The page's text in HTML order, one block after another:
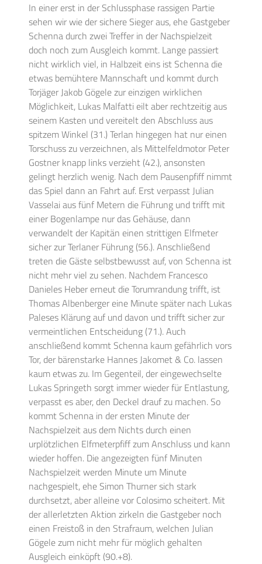
In einer erst in der Schlussphase rassigen Partie
sehen wir wie der sichere Sieger aus, ehe Gastgeber
Schenna durch zwei Treffer in der Nachspielzeit
doch noch zum Ausgleich kommt. Lange passiert
nicht wirklich viel, in Halbzeit eins ist Schenna die
etwas bemühtere Mannschaft und kommt durch
Torjäger Jakob Gögele zur einzigen wirklichen
Möglichkeit, Lukas Malfatti eilt aber rechtzeitig aus
seinem Kasten und vereitelt den Abschluss aus
spitzem Winkel (31.) Terlan hingegen hat nur einen
Torschuss zu verzeichnen, als Mittelfeldmotor Peter
Gostner knapp links verzieht (42.), ansonsten
gelingt herzlich wenig. Nach dem Pausenpfiff nimmt
das Spiel dann an Fahrt auf. Erst verpasst Julian
Vasselai aus fünf Metern die Führung und trifft mit
einer Bogenlampe nur das Gehäuse, dann
verwandelt der Kapitän einen strittigen Elfmeter
sicher zur Terlaner Führung (56.). Anschließend
treten die Gäste selbstbewusst auf, von Schenna ist
nicht mehr viel zu sehen. Nachdem Francesco
Danieles Heber erneut die Torumrandung trifft, ist
Thomas Albenberger eine Minute später nach Lukas
Paleses Klärung auf und davon und trifft sicher zur
vermeintlichen Entscheidung (71.). Auch
anschließend kommt Schenna kaum gefährlich vors
Tor, der bärenstarke Hannes Jakomet & Co. lassen
kaum etwas zu. Im Gegenteil, der eingewechselte
Lukas Springeth sorgt immer wieder für Entlastung,
verpasst es aber, den Deckel drauf zu machen. So
kommt Schenna in der ersten Minute der
Nachspielzeit aus dem Nichts durch einen
urplötzlichen Elfmeterpfiff zum Anschluss und kann
wieder hoffen. Die angezeigten fünf Minuten
Nachspielzeit werden Minute um Minute
nachgespielt, ehe Simon Thurner sich stark
durchsetzt, aber alleine vor Colosimo scheitert. Mit
der allerletzten Aktion zirkeln die Gastgeber noch
einen Freistoß in den Strafraum, welchen Julian
Gögele zum nicht mehr für möglich gehalten
Ausgleich einköpft (90.+8).